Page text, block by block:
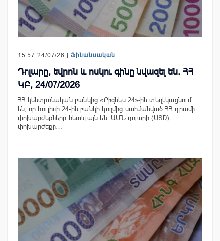
15:57 24/07/26 | Ֆինանսական
Դոլարը, եվրոն և ոսկու գինը նվազել են. ՀՀ
ԿԲ, 24/07/2026
ՀՀ կենտրոնական բանկից «Բիզնես 24»-ին տեղեկացնում
են, որ հուլիսի 24-ին բանկի կողմից սահմանված ՀՀ դրամի
փոխարժեքները հետևյալն են. ԱՄՆ դոլարի (USD)
փոխարժեքը…